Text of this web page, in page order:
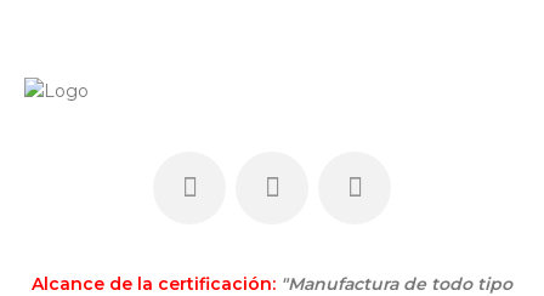
Alcance de la certificación: "Manufactura de todo tipo